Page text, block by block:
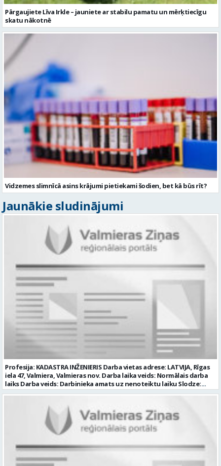
Pārgaujiete Līva Irkle – jauniete ar stabilu pamatu un mērķtiecīgu
skatu nākotnē
Vidzemes slimnīcā asins krājumi pietiekami šodien, bet kā būs rīt?
Jaunākie sludinājumi
Profesija: KADASTRA INŽENIERIS Darba vietas adrese: LATVIJA, Rīgas
iela 47, Valmiera, Valmieras nov. Darba laika veids: Normālais darba
laiks Darba veids: Darbinieka amats uz nenoteiktu laiku Slodze:
Viena vesela slodze Darbības joma: Valsts pārvalde Pieteikto vietu
2026-08-21 Kontaktpersona: Tālrunis: 20209998 E-pasts:
konkurss@vzd.gov.lv